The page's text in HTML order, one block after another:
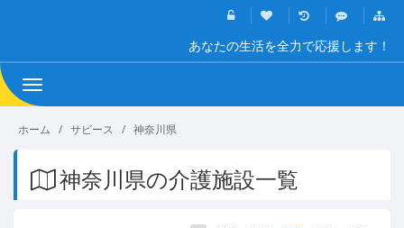
あなたの生活を全力で応援します！
Toggle
navigation
ホーム サビース 神奈川県
神奈川県の介護施設一覧